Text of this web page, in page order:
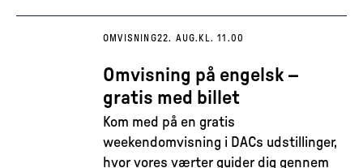
OMVISNING22. AUG. KL. 11.00
Omvisning på engelsk –
gratis med billet
Kom med på en gratis
weekendomvisning i DACs udstillinger,
hvor vores værter guider dig gennem